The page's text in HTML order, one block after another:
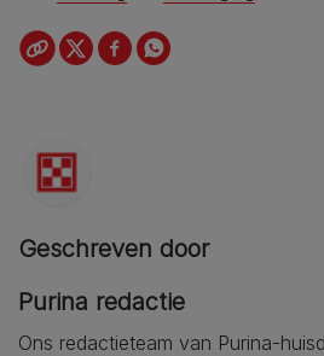
Geschreven door
Purina redactie
Ons redactieteam van Purina-